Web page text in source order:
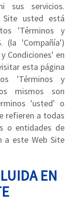
sus servicios.
usted está
'Términos y
(la 'Compañía')
Condiciones' en
esta página
'Términos y
mismos son
'usted' o
refieren a todas
o entidades de
a este Web Site
EN